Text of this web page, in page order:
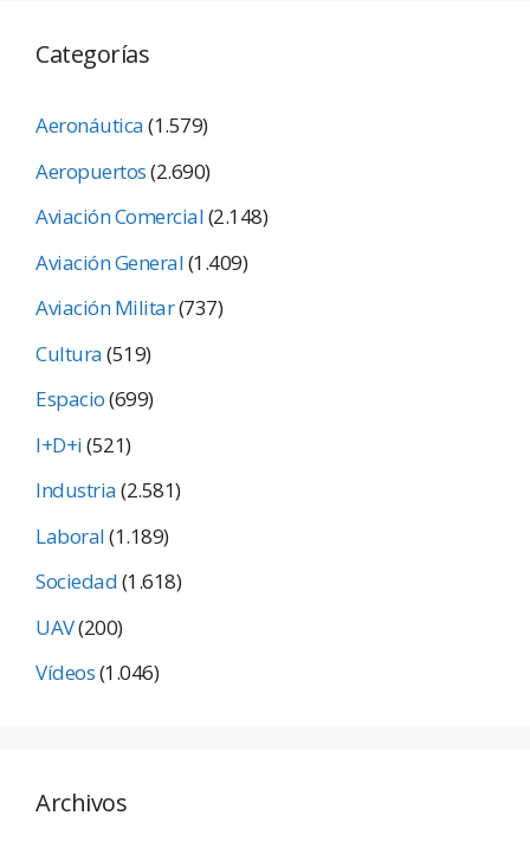
Categorías
Aeronáutica(1.579)
Aeropuertos(2.690)
Aviación Comercial(2.148)
Aviación General(1.409)
Aviación Militar(737)
Cultura(519)
Espacio(699)
I+D+i(521)
Industria(2.581)
Laboral(1.189)
Sociedad(1.618)
UAV(200)
Vídeos(1.046)
Archivos